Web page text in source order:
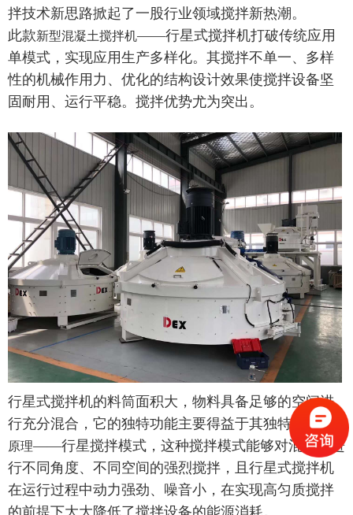
拌技术新思路掀起了一股行业领域搅拌新热潮。
此款新型混凝土搅拌机——行星式搅拌机打破传统应用
单模式，实现应用生产多样化。其搅拌不单一、多样
性的机械作用力、优化的结构设计效果使搅拌设备坚
固耐用、运行平稳。搅拌优势尤为突出。
行星式搅拌机的料筒面积大，物料具备足够的空间进
行充分混合，它的独特功能主要得益于其独特的
搅拌机
原理——行星搅拌模式，这种搅拌模式能够对混合料进
行不同角度、不同空间的强烈搅拌，且行星式搅拌机
在运行过程中动力强劲、噪音小，在实现高匀质搅拌
的前提下大大降低了搅拌设备的能源消耗。